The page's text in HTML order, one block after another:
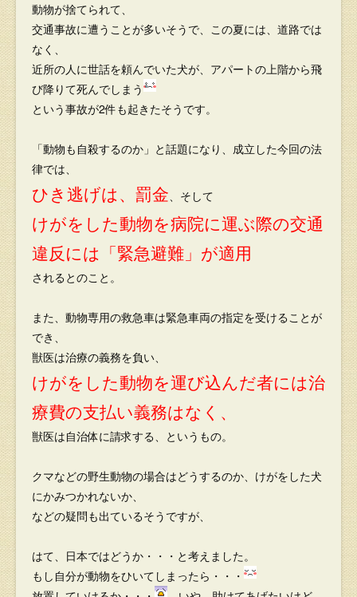
動物が捨てられて、
交通事故に遭うことが多いそうで、この夏には、道路では
なく、
近所の人に世話を頼んでいた犬が、アパートの上階から飛
び降りて死んでしまう
という事故が2件も起きたそうです。
「動物も自殺するのか」と話題になり、成立した今回の法
律では、
ひき逃げは、罰金、そして
けがをした動物を病院に運ぶ際の交通
違反には「緊急避難」が適用
されるとのこと。
また、動物専用の救急車は緊急車両の指定を受けることが
でき、
獣医は治療の義務を負い、
けがをした動物を運び込んだ者には治
療費の支払い義務はなく、
獣医は自治体に請求する、というもの。
クマなどの野生動物の場合はどうするのか、けがをした犬
にかみつかれないか、
などの疑問も出ているそうですが、
はて、日本ではどうか・・・と考えました。
もし自分が動物をひいてしまったら・・・